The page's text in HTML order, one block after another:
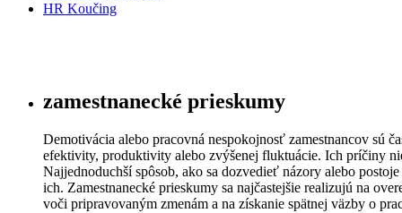
HR Koučing
zamestnanecké prieskumy
Demotivácia alebo pracovná nespokojnosť zamestnancov sú
efektivity, produktivity alebo zvýšenej fluktuácie. Ich príčiny
Najjednoduchší spôsob, ako sa dozvedieť názory alebo
ich. Zamestnanecké prieskumy sa najčastejšie realizujú na
voči pripravovaným zmenám a na získanie spätnej väzby o